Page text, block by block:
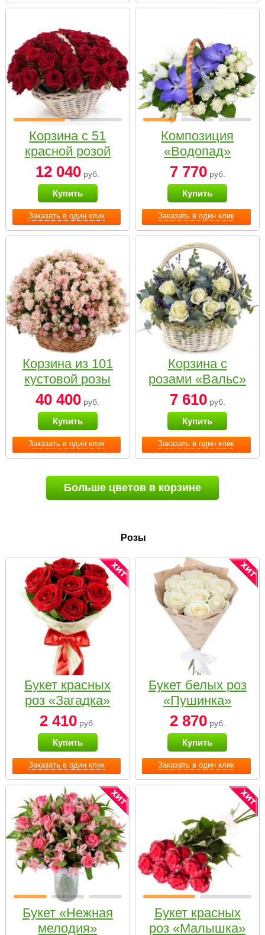
Заказать в один клик
Корзина с 51
красной розой
12 040 руб.
Купить
Заказать в один клик
Композиция
«Водопад»
7 770руб.
Купить
Заказать в один клик
Корзина из 101
кустовой розы
нежных тонов
40 400 руб.
Купить
Заказать в один клик
Корзина с
розами «Вальс»
7 610руб.
Купить
Больше цветов в корзине
Розы
Заказать в один клик
Букет красных
роз «Загадка»
2 410 руб.
Купить
Заказать в один клик
Букет белых роз
«Пушинка»
2 870руб.
Купить
Букет «Нежная
мелодия»
Букет красных
роз «Малышка»